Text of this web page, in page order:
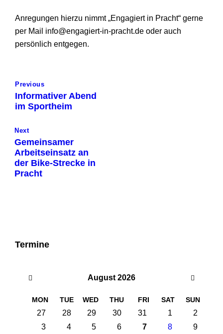
Anregungen hierzu nimmt „Engagiert in Pracht“ gerne
per Mail info@engagiert-in-pracht.de oder auch
persönlich entgegen.
Previous
Informativer Abend
im Sportheim
Next
Gemeinsamer
Arbeitseinsatz an
der Bike-Strecke in
Pracht
Termine
August 2026
MON TUE WED THU FRI SAT SUN
Skip27 28 29 30 31 1
2
3
4 5 6 7 8
9